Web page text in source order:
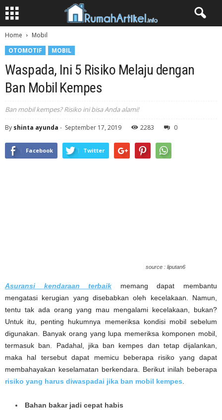
Home
Mobil
OTOMOTIF
MOBIL
Waspada, Ini 5 Risiko Melaju dengan
Ban Mobil Kempes
Ban mobil kempes? Risiko ini bisa Anda alami!
By shinta ayunda - September 17, 2019 2283 0
Facebook Twitter
source : liputan6
Asuransi kendaraan terbaik memang dapat membantu
mengatasi kerugian yang disebabkan oleh kecelakaan. Namun,
tentu tak ada orang yang mau mengalami kecelakaan, bukan?
Untuk itu, penting hukumnya memeriksa kondisi mobil sebelum
digunakan. Banyak orang yang lupa memeriksa komponen mobil,
termasuk ban. Padahal, jika ban kempes dan tetap dijalankan,
maka hal tersebut dapat memicu beberapa risiko yang dapat
membahayakan keselamatan berkendara. Berikut inilah beberapa
risiko yang harus diwaspadai jika ban mobil kempes
Bahan bakar jadi cepat habis